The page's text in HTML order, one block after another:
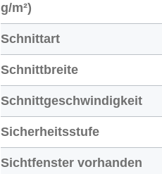
g/m²)
Schnittart
Schnittbreite
Schnittgeschwindigkeit
Sicherheitsstufe
Sichtfenster vorhanden